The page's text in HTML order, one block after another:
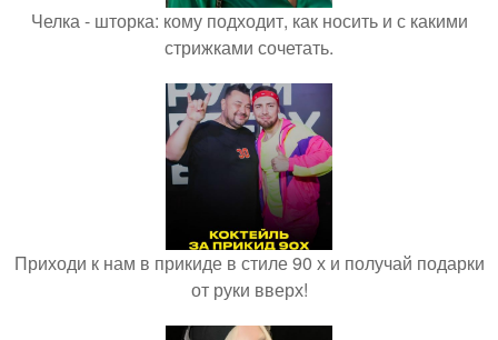
Челка - шторка: кому подходит, как носить и с какими
стрижками сочетать.
Приходи к нам в прикиде в стиле 90 х и получай подарки
от руки вверх!